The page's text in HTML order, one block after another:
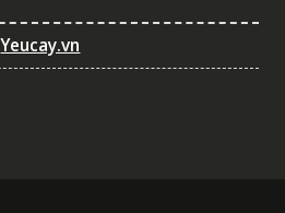
Yeucay.vn